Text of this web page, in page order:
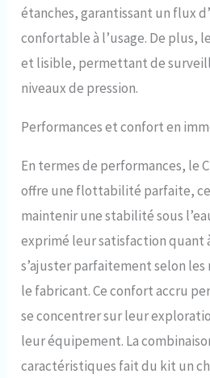
étanches, garantissant un flux
confortable à l’usage. De plus,
et lisible, permettant de
niveaux de pression.
Performances et confort en
En termes de performances, le
offre une flottabilité parfaite,
maintenir une stabilité sous
exprimé leur satisfaction quant
s’ajuster parfaitement selon
le fabricant. Ce confort accru
se concentrer sur leur
leur équipement. La
caractéristiques fait du kit un